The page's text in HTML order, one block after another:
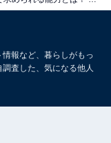
ちを育成してい
と、2015年と
報など、暮らしがもっ
査した、気になる他人